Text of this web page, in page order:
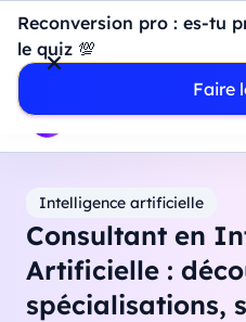
Reconversion pro : es-tu
le quiz 💯
Faire
Introduction à Power BI :
dashboard de A à Z
- Mardi 11
Professionnels
Étudiants
Intelligence artificielle
Consultant en
Artificielle :
spécialisations,